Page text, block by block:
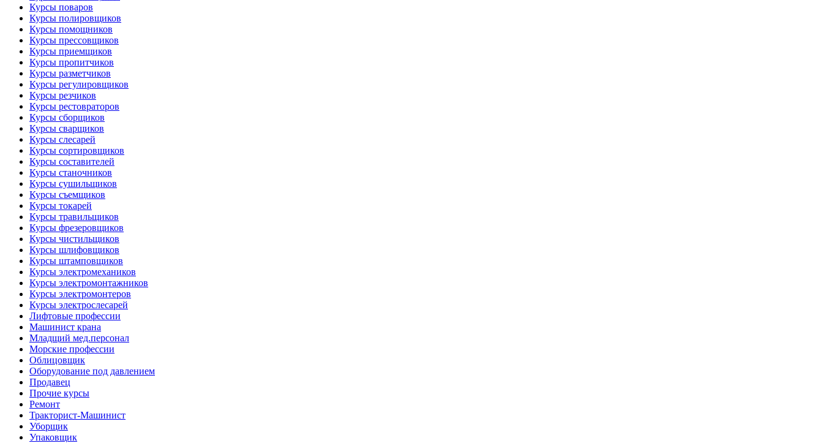
Курсы поваров
Курсы полировщиков
Курсы помощников
Курсы прессовщиков
Курсы приемщиков
Курсы пропитчиков
Курсы разметчиков
Курсы регулировщиков
Курсы резчиков
Курсы рестовраторов
Курсы сборщиков
Курсы сварщиков
Курсы слесарей
Курсы сортировщиков
Курсы составителей
Курсы станочников
Курсы сушильщиков
Курсы съемщиков
Курсы токарей
Курсы травильщиков
Курсы фрезеровщиков
Курсы чистильщиков
Курсы шлифовщиков
Курсы штамповщиков
Курсы электромехаников
Курсы электромонтажников
Курсы электромонтеров
Курсы электрослесарей
Лифтовые профессии
Машинист крана
Младщий мед.персонал
Морские профессии
Облицовщик
Оборудование под давлением
Продавец
Прочие курсы
Ремонт
Тракторист-Машинист
Уборщик
Упаковщик